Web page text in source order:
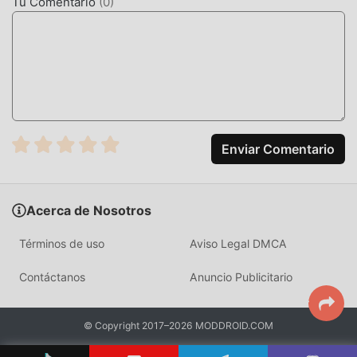
Enviar Comentario
Acerca de Nosotros
Términos de uso Aviso Legal DMCA
Contáctanos Anuncio Publicitario
© Copyright 2017–2026 MODDROID.COM